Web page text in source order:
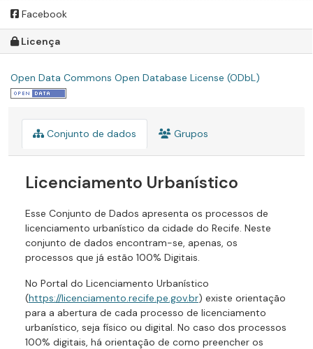
Facebook
Licença
Open Data Commons Open Database License (ODbL)
Conjunto de dados Grupos
Licenciamento Urbanístico
Esse Conjunto de Dados apresenta os processos de
licenciamento urbanístico da cidade do Recife. Neste
conjunto de dados encontram-se, apenas, os
processos que já estão 100% Digitais.
No Portal do Licenciamento Urbanístico
(https://licenciamento.recife.pe.gov.br) existe orientação
para a abertura de cada processo de licenciamento
urbanístico, seja físico ou digital. No caso dos processos
100% digitais, há orientação de como preencher os